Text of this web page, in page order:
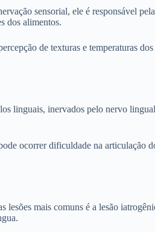
sensorial, ele é responsável
dos alimentos.
de texturas e temperaturas
linguais, inervados pelo nervo
ocorrer dificuldade na articulação
mais comuns é a lesão